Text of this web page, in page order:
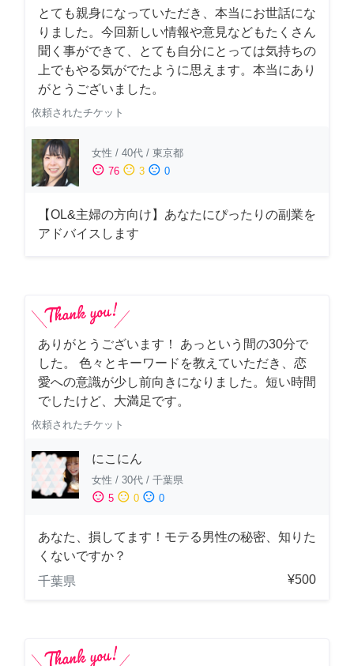
とても親身になっていただき、本当にお世話にな
りました。今回新しい情報や意見などもたくさん
聞く事ができて、とても自分にとっては気持ちの
上でもやる気がでたように思えます。本当にあり
がとうございました。
依頼されたチケット
女性 / 40代 / 東京都
sentiment_satisfied 76 sentiment_neutral 3 sentiment_dissatisfied 0
【OL&主婦の方向け】あなたにぴったりの副業を
アドバイスします
ありがとうございます！ あっという間の30分で
した。 色々とキーワードを教えていただき、恋
愛への意識が少し前向きになりました。短い時間
でしたけど、大満足です。
依頼されたチケット
にこにん
女性 / 30代 / 千葉県
sentiment_satisfied 5 sentiment_neutral 0 sentiment_dissatisfied 0
あなた、損してます！モテる男性の秘密、知りた
くないですか？
千葉県
¥500